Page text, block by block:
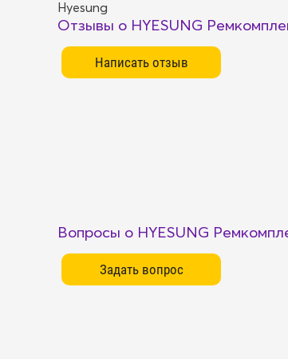
Hyesung
Отзывы о HYESUNG
Вопросы о HYESUNG